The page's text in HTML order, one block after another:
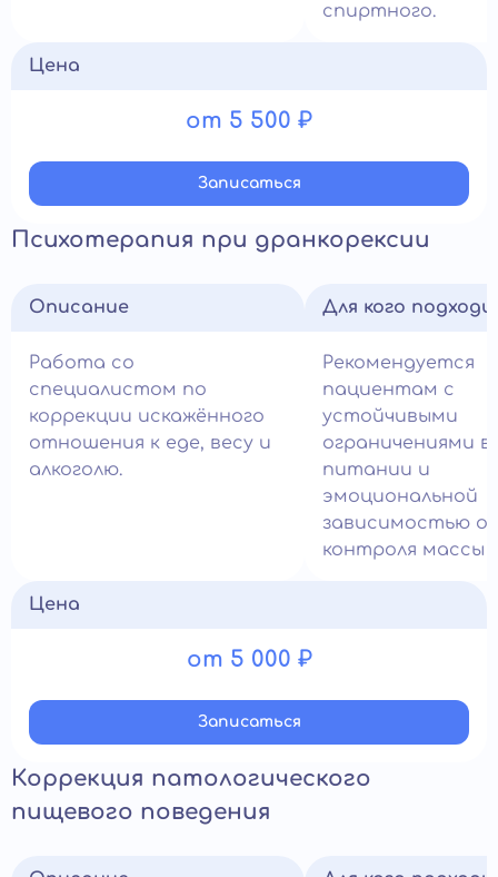
спиртного.
Цена
от 5 500 ₽
Записатьcя
Психотерапия при дранкорексии
Описание
Работа со
специалистом по
коррекции искажённого
отношения к еде, весу и
алкоголю.
Для кого
Рекомендуется
пациентам с
устойчивыми
ограничениями в
питании и
эмоциональной
зависимостью
контроля массы
Цена
от 5 000 ₽
Записатьcя
Коррекция патологического
пищевого поведения